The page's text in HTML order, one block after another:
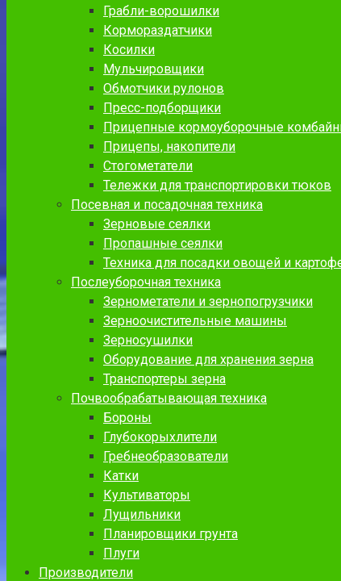
Грабли-ворошилки
Кормораздатчики
Косилки
Мульчировщики
Обмотчики рулонов
Пресс-подборщики
Прицепные кормоуборочные
Прицепы, накопители
Стогометатели
Тележки для транспортировки тюков
Посевная и посадочная техника
Зерновые сеялки
Пропашные сеялки
Техника для посадки овощей и
Послеуборочная техника
Зернометатели и зернопогрузчики
Зерноочистительные машины
Зерносушилки
Оборудование для хранения зерна
Транспортеры зерна
Почвообрабатывающая техника
Бороны
Глубокорыхлители
Гребнеобразователи
Катки
Культиваторы
Лущильники
Планировщики грунта
Плуги
Производители